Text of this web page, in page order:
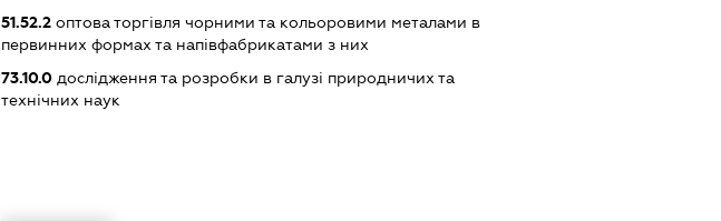
51.52.2оптова торгівля чорними та кольоровими металами в
первинних формах та напівфабрикатами з них
73.10.0дослідження та розробки в галузі природничих та
технічних наук